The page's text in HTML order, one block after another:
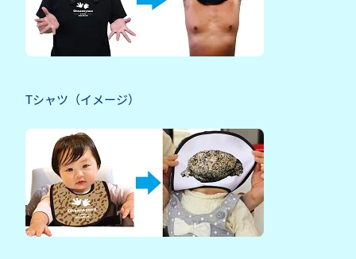
Tシャツ（イメージ）